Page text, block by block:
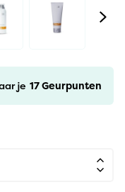
je 17Geurpunten